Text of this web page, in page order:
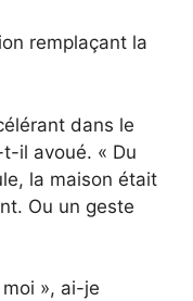
remplaçant la
dans le
il avoué. « Du
la maison était
Ou un geste
moi », ai-je